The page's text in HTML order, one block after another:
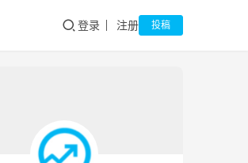
登录 注册 投稿